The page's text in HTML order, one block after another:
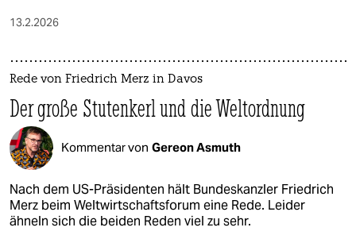
13.2.2026
Rede von Friedrich Merz in Davos
Der große Stutenkerl und die Weltordnung
Kommentar von Gereon Asmuth
Nach dem US-Präsidenten hält Bundeskanzler Friedrich
Merz beim Weltwirtschaftsforum eine Rede. Leider
ähneln sich die beiden Reden viel zu sehr.